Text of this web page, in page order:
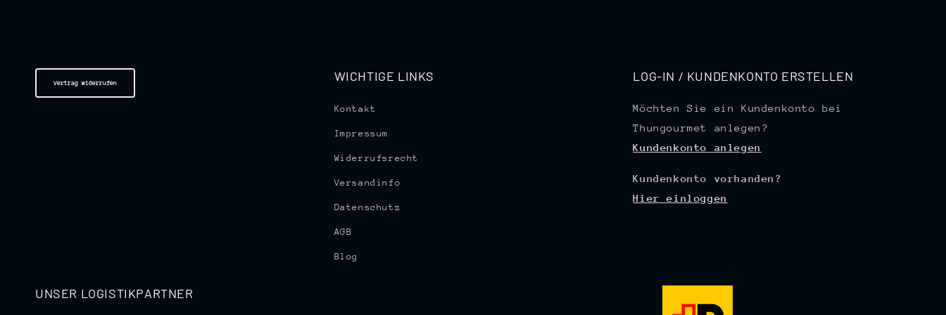
Vertrag widerrufen WICHTIGE LINKS
Kontakt
Impressum
Widerrufsrecht
Versandinfo
Datenschutz
AGB
Blog
LOG-IN / KUNDENKONTO ERSTELLEN
Möchten Sie ein Kundenkonto bei
Thungourmet anlegen?
Kundenkonto anlegen
Kundenkonto vorhanden?
Hier einloggen
UNSER LOGISTIKPARTNER